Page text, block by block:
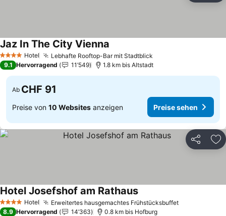
4 Sterne Hotel Lebhafte Rooftop-Bar mit Stadtblick
Jaz In The City Vienna
9.1 Hervorragend 11’549 1.8 km bis Altstadt
Ab CHF 91
Preise von 10 Websites anzeigen Preise sehen
Teilen
4 Sterne Hotel Erweitertes hausgemachtes Frühstücksbuffet
Hotel Josefshof am Rathaus
8.9 Hervorragend 14’363 0.8 km bis Hofburg